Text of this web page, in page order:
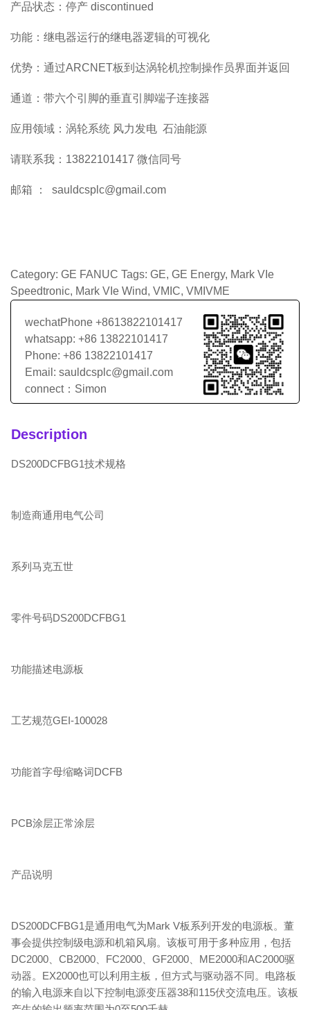
产品状态：停产 discontinued
功能：继电器运行的继电器逻辑的可视化
优势：通过ARCNET板到达涡轮机控制操作员界面并返回
通道：带六个引脚的垂直引脚端子连接器
应用领域：涡轮系统 风力发电 石油能源
请联系我：13822101417 微信同号
邮箱 ： sauldcsplc@gmail.com
Category: GE FANUC Tags: GE, GE Energy, Mark VIe
Speedtronic, Mark VIe Wind, VMIC, VMIVME
wechatPhone +8613822101417
whatsapp: +86 13822101417
Phone: +86 13822101417
Email: sauldcsplc@gmail.com
connect：Simon
Description
DS200DCFBG1技术规格
制造商通用电气公司
系列马克五世
零件号码DS200DCFBG1
功能描述电源板
工艺规范GEI-100028
功能首字母缩略词DCFB
PCB涂层正常涂层
产品说明
DS200DCFBG1是通用电气为Mark V板系列开发的电源板。董
事会提供控制级电源和机箱风扇。该板可用于多种应用，包括
DC2000、CB2000、FC2000、GF2000、ME2000和AC2000驱
动器。EX2000也可以利用主板，但方式与驱动器不同。电路板
的输入电源来自以下控制电源变压器38和115伏交流电压。该板